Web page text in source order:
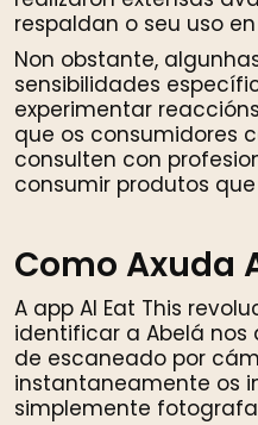
respaldan o seu uso
Non obstante,
sensibilidades
experimentar
que os consumidores
consulten con
consumir produtos
Como Axuda
A app AI Eat This
identificar a Abelá nos
de escaneado por
instantaneamente os
simplemente